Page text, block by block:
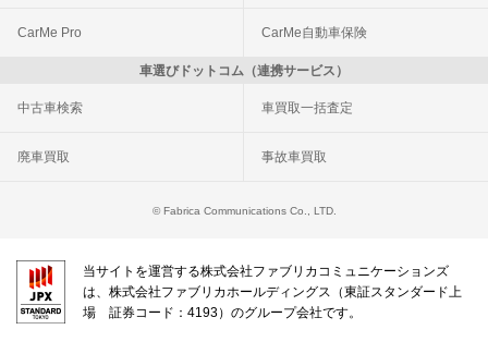
CarMe Pro CarMe自動車保険
車選びドットコム（連携サービス）
中古車検索 車買取一括査定
廃車買取 事故車買取
© Fabrica Communications Co., LTD.
当サイトを運営する株式会社ファブリカコミュニケーションズ
は、株式会社ファブリカホールディングス（東証スタンダード上
場 証券コード：4193）のグループ会社です。